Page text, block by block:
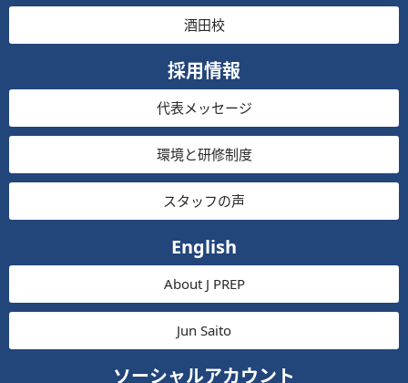
酒田校
採用情報
代表メッセージ
環境と研修制度
スタッフの声
English
About J PREP
Jun Saito
ソーシャルアカウント